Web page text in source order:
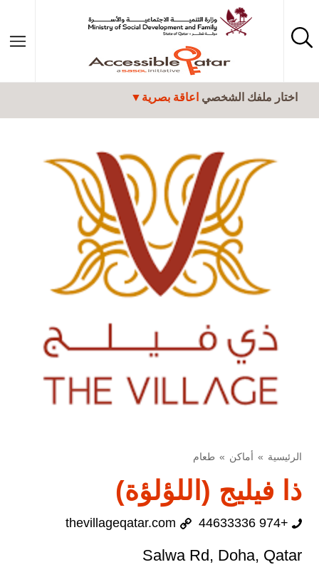
تجاوز إلى المحتوى الرئيسي
اختار ملفك الشخصي اعاقة بصرية
الرئيسية أماكن طعام
ذا فيليج (اللؤلؤة)
+974 44633336
thevillageqatar.com
Salwa Rd, Doha, Qatar